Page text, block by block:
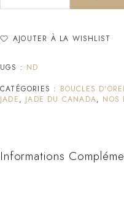
AJOUTER À LA WISHLIST
UGS : ND
CATÉGORIES : BOUCLES
JADE, JADE DU CANADA, NOS
Informations